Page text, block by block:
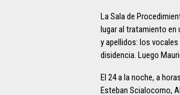
La Sala de
lugar al tratamiento en
y apellidos: los
disidencia. Luego
El 24 a la noche, a
Esteban Scialocomo,